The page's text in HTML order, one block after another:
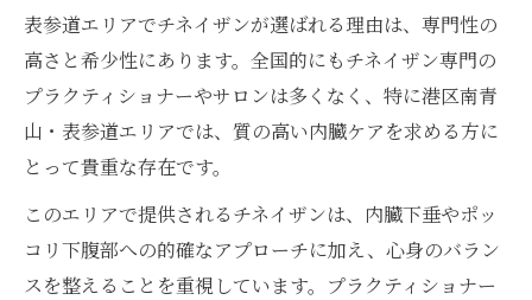
表参道エリアでチネイザンが選ばれる理由は、専門性の
高さと希少性にあります。全国的にもチネイザン専門の
プラクティショナーやサロンは多くなく、特に港区南青
山・表参道エリアでは、質の高い内臓ケアを求める方に
とって貴重な存在です。
このエリアで提供されるチネイザンは、内臓下垂やポッ
コリ下腹部への的確なアプローチに加え、心身のバラン
スを整えることを重視しています。プラクティショナー